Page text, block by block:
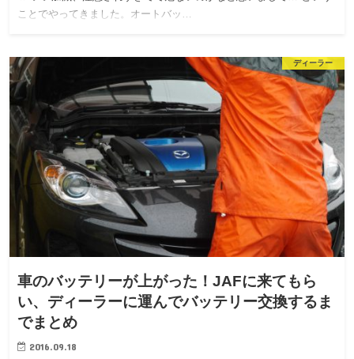
ことでやってきました。オートバッ…
ディーラー
車のバッテリーが上がった！JAFに来てもら
い、ディーラーに運んでバッテリー交換するま
でまとめ
2016.09.18